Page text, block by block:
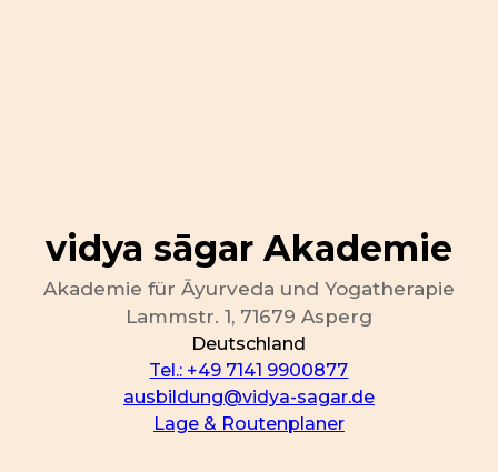
vidya sāgar Akademie
Akademie für Āyurveda und Yogatherapie
Lammstr. 1, 71679 Asperg
Deutschland
Tel.: +49 7141 9900877
ausbildung@vidya-sagar.de
Lage & Routenplaner